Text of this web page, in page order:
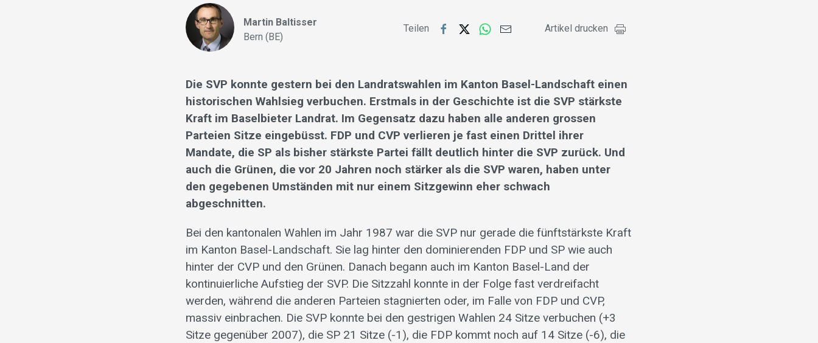
Martin Baltisser
Bern (BE)
Teilen Artikel drucken
Die SVP konnte gestern bei den Landratswahlen im Kanton Basel-Landschaft einen
historischen Wahlsieg verbuchen. Erstmals in der Geschichte ist die SVP stärkste
Kraft im Baselbieter Landrat. Im Gegensatz dazu haben alle anderen grossen
Parteien Sitze eingebüsst. FDP und CVP verlieren je fast einen Drittel ihrer
Mandate, die SP als bisher stärkste Partei fällt deutlich hinter die SVP zurück. Und
auch die Grünen, die vor 20 Jahren noch stärker als die SVP waren, haben unter
den gegebenen Umständen mit nur einem Sitzgewinn eher schwach
abgeschnitten.
Bei den kantonalen Wahlen im Jahr 1987 war die SVP nur gerade die fünftstärkste Kraft
im Kanton Basel-Landschaft. Sie lag hinter den dominierenden FDP und SP wie auch
hinter der CVP und den Grünen. Danach begann auch im Kanton Basel-Land der
kontinuierliche Aufstieg der SVP. Die Sitzzahl konnte in der Folge fast verdreifacht
werden, während die anderen Parteien stagnierten oder, im Falle von FDP und CVP,
massiv einbrachen. Die SVP konnte bei den gestrigen Wahlen 24 Sitze verbuchen (+3
Sitze gegenüber 2007), die SP 21 Sitze (-1), die FDP kommt noch auf 14 Sitze (-6), die